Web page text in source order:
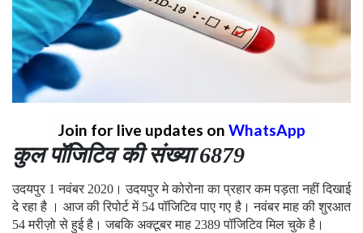
Join for live updates on WhatsApp
कुल पॉजिटिव की संख्या 6879
उदयपुर 1 नवंबर 2020। उदयपुर मे कोरोना का प्रहार कम पड़ता नहीं दिखाई
दे रहा है । आज की रिपोर्ट में 54 पॉजिटिव पाए गए है। नवंबर माह की शुरआत
54 मरीज़ो से हुई है। जबकि अक्टूबर माह 2389 पॉजिटिव मिल चुके है।